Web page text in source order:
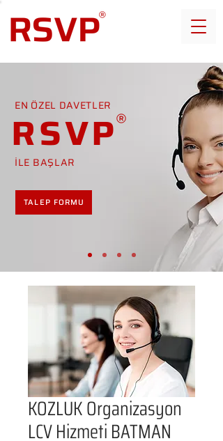
EN ÖZEL DAVETLER
RSVP
İLE BAŞLAR
TALEP FORMU
KOZLUK Organizasyon
LCV Hizmeti BATMAN